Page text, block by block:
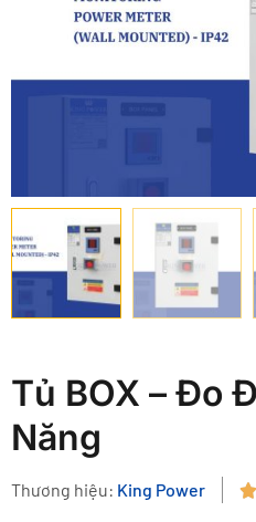
Tủ BOX – Đo
Năng
Thương hiệu: King Power 